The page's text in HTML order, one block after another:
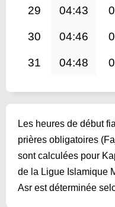
29 04:43
30 04:46
31 04:48
Les heures de début
prières obligatoires
sont calculées pour
de la Ligue Islamique
Asr est déterminée